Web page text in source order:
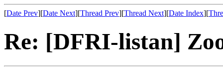
[Date Prev][Date Next][Thread Prev][Thread Next][Date Index][
Re: [DFRI-listan]